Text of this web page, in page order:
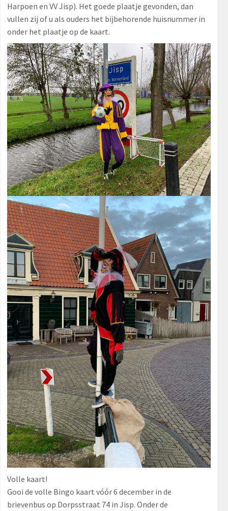
Harpoen en VV Jisp). Het goede plaatje gevonden, dan
vullen zij of u als ouders het bijbehorende huisnummer in
onder het plaatje op de kaart.
Volle kaart!
Gooi de volle Bingo kaart vóór 6 december in de
brievenbus op Dorpsstraat 74 in Jisp. Onder de